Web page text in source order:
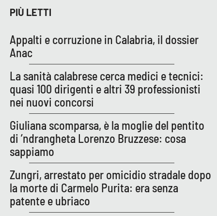
NETWORK
Lactv.it
Laconair.it
Lacitymag.it
Lacapitalenews.it
Ilreggino.it
Cosenzachannel.it
Ilvibonese.it
PIÙ LETTI
Appalti e corruzione in Calabria, il dossier
Anac
La sanità calabrese cerca medici e tecnici:
quasi 100 dirigenti e altri 39 professionisti
nei nuovi concorsi
Giuliana scomparsa, è la moglie del pentito
di ’ndrangheta Lorenzo Bruzzese: cosa
sappiamo
Zungri, arrestato per omicidio stradale dopo
la morte di Carmelo Purita: era senza
patente e ubriaco